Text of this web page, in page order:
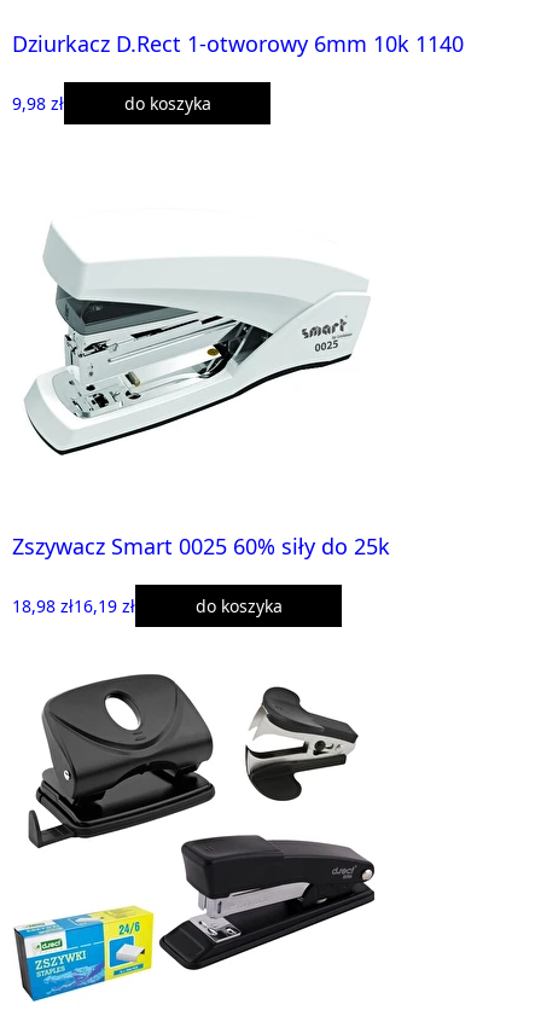
Dziurkacz D.Rect 1-otworowy 6mm 10k 1140
9,98 zł do koszyka
Zszywacz Smart 0025 60% siły do 25k
18,98 zł16,19 zł do koszyka